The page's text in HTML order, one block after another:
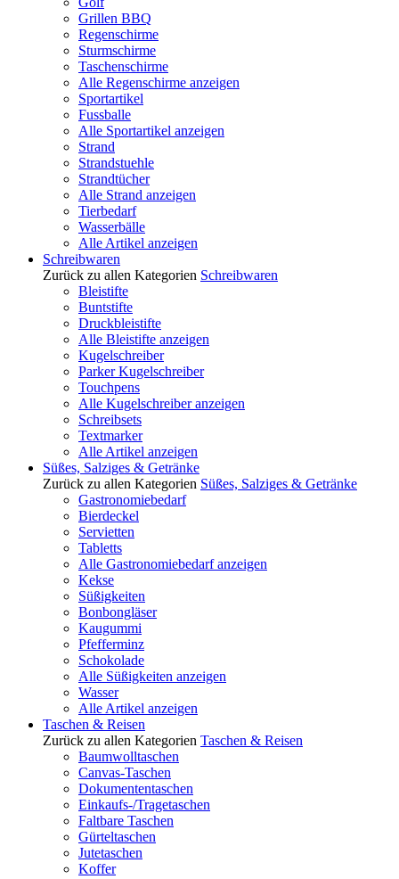
Grillen BBQ
Regenschirme
Sturmschirme
Taschenschirme
Alle Regenschirme anzeigen
Sportartikel
Fussballe
Alle Sportartikel anzeigen
Strand
Strandstuehle
Strandtücher
Alle Strand anzeigen
Tierbedarf
Wasserbälle
Alle Artikel anzeigen
Schreibwaren
Zurück zu allen Kategorien Schreibwaren
Bleistifte
Buntstifte
Druckbleistifte
Alle Bleistifte anzeigen
Kugelschreiber
Parker Kugelschreiber
Touchpens
Alle Kugelschreiber anzeigen
Schreibsets
Textmarker
Alle Artikel anzeigen
Süßes, Salziges & Getränke
Zurück zu allen Kategorien Süßes, Salziges & Getränke
Gastronomiebedarf
Bierdeckel
Servietten
Tabletts
Alle Gastronomiebedarf anzeigen
Kekse
Süßigkeiten
Bonbongläser
Kaugummi
Pfefferminz
Schokolade
Alle Süßigkeiten anzeigen
Wasser
Alle Artikel anzeigen
Taschen & Reisen
Zurück zu allen Kategorien Taschen & Reisen
Baumwolltaschen
Canvas-Taschen
Dokumententaschen
Einkaufs-/Tragetaschen
Faltbare Taschen
Gürteltaschen
Jutetaschen
Koffer